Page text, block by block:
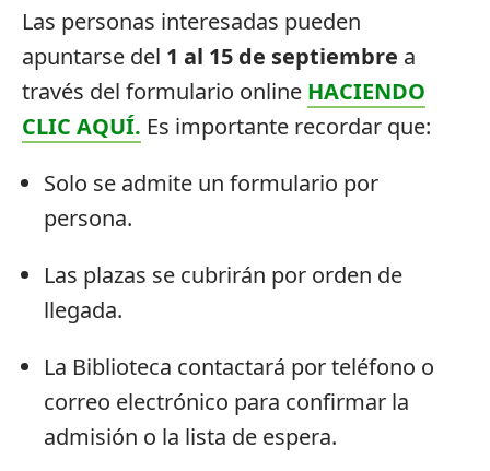
Las personas interesadas pueden
apuntarse del 1 al 15 de septiembre a
través del formulario online HACIENDO
CLIC AQUÍ. Es importante recordar que:
Solo se admite un formulario por
persona.
Las plazas se cubrirán por orden de
llegada.
La Biblioteca contactará por teléfono o
correo electrónico para confirmar la
admisión o la lista de espera.